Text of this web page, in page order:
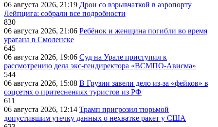
06 августа 2026, 21:19 Дрон со взрывчаткой в аэропорту
Лейпцига: собрали все подробности
830
06 августа 2026, 21:06 Ребёнок и женщина погибли во время
урагана в Смоленске
645
06 августа 2026, 19:06 Суд на Урале приступил к
рассмотрению дела экс-гендиректора «ВСМПО-Ависма»
544
06 августа 2026, 15:08 В Грузии завели дело из-за «фейков» в
соцсетях о притеснениях туристов из РФ
611
06 августа 2026, 12:14 Трамп пригрозил тюрьмой
допустившим утечку данных о нехватке ракет у США